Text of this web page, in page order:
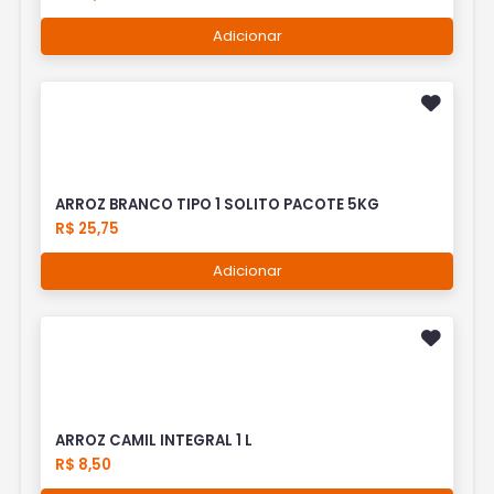
Adicionar
ARROZ BRANCO TIPO 1 SOLITO PACOTE 5KG
R$ 25,75
Adicionar
ARROZ CAMIL INTEGRAL 1 L
R$ 8,50